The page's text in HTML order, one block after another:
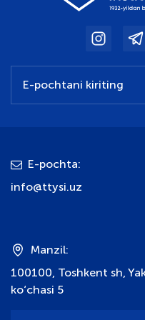
E-pochta:
info@ttysi.uz
Manzil:
100100, Toshkent sh,
ko‘chasi 5